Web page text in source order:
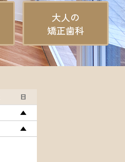
大人の
矯正歯科
日
▲
▲